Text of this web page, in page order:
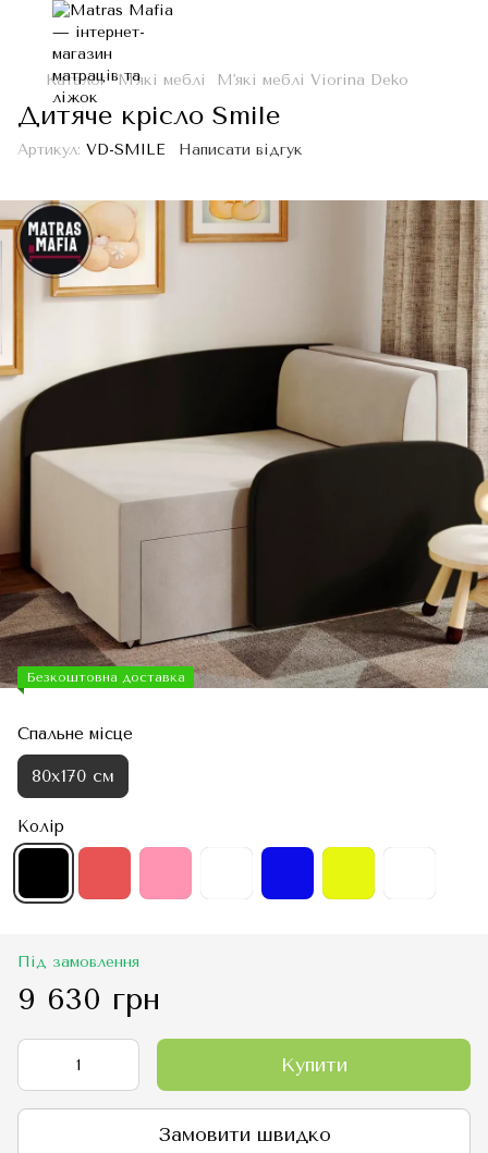
Каталог М'які меблі М'які меблі Viorina Deko
Дитяче крісло Smile
Артикул: VD-SMILE Написати відгук
Безкоштовна доставка
Спальне місце
80х170 см
Колір
Під замовлення
9 630 грн
Купити
Замовити швидко